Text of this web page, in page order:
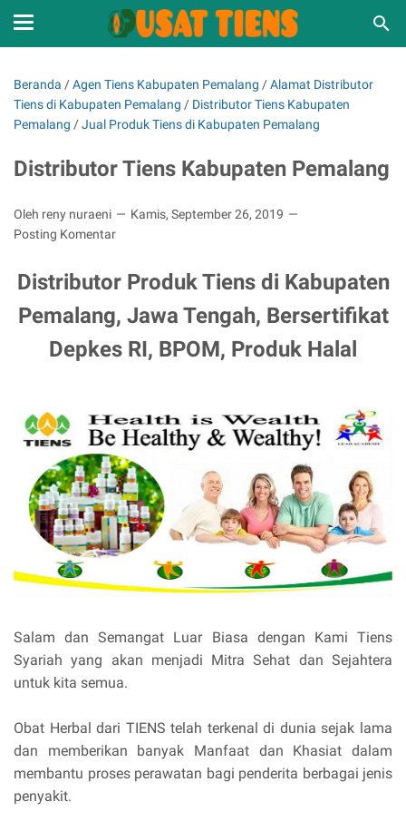
Beranda /Agen Tiens Kabupaten Pemalang /Alamat Distributor
Tiens di Kabupaten Pemalang / Distributor Tiens Kabupaten
Pemalang /Jual Produk Tiens di Kabupaten Pemalang
Distributor Tiens Kabupaten Pemalang
Oleh reny nuraeni
Kamis, September 26, 2019
Posting Komentar
Distributor Produk Tiens di Kabupaten
Pemalang, Jawa Tengah, Bersertifikat
Depkes RI, BPOM, Produk Halal
Salam dan Semangat Luar Biasa dengan Kami Tiens
Syariah yang akan menjadi Mitra Sehat dan Sejahtera
untuk kita semua.
Obat Herbal dari TIENS telah terkenal di dunia sejak lama
dan memberikan banyak Manfaat dan Khasiat dalam
membantu proses perawatan bagi penderita berbagai jenis
penyakit.